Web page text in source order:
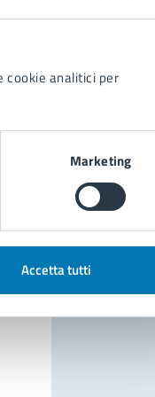
cookie analitici per
Marketing
Accetta tutti